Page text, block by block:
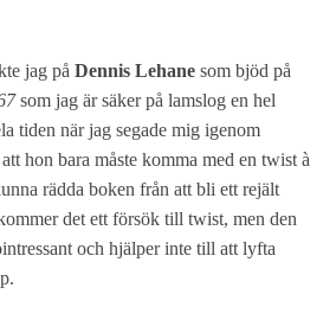
jag på Dennis Lehane som bjöd på
som jag är säker på lamslog en hel
tiden när jag segade mig igenom
hon bara måste komma med en twist à
rädda boken från att bli ett rejält
det ett försök till twist, men den
och hjälper inte till att lyfta